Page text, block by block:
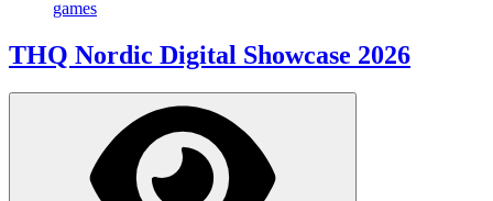
games
THQ Nordic Digital Showcase 2026